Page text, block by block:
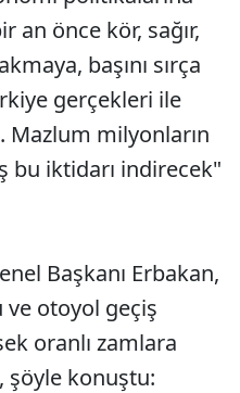
an önce kör, sağır,
başını sırça
gerçekleri ile
Mazlum milyonların
bu iktidarı indirecek"
Başkanı Erbakan,
ve otoyol geçiş
oranlı zamlara
şöyle konuştu: